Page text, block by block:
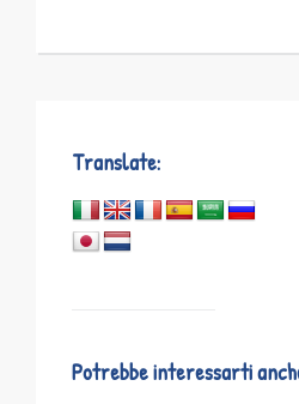
Translate:
Potrebbe interessarti